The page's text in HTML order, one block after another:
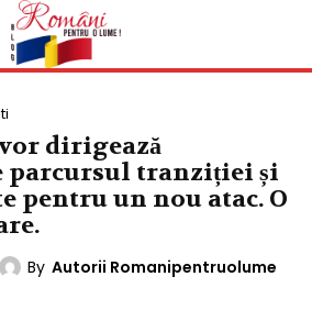
dirigează
parcursul tranziției și
pentru un nou atac. O
By Autorii Romanipentruolume